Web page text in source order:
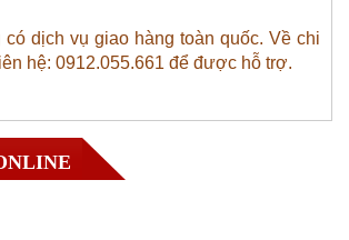
có dịch vụ giao hàng toàn quốc. Về chi
hệ: 0912.055.661 để được hỗ trợ.